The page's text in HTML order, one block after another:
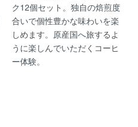
ク12個セット。独自の焙煎度
合いで個性豊かな味わいを楽
しめます。原産国へ旅するよ
うに楽しんでいただくコーヒ
ー体験。